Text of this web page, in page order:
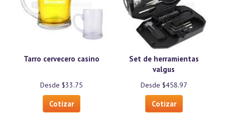
Tarro cervecero casino
Desde $33.75
Cotizar
Set de herramientas
valgus
Desde $458.97
Cotizar